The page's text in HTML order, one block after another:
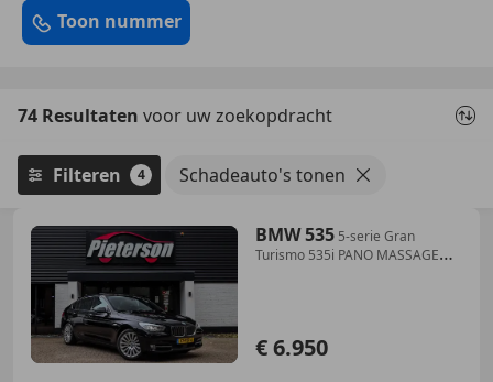
Toon nummer
74 Resultaten voor uw zoekopdracht
Filteren 4 Schadeauto's tonen
BMW 535 5-serie Gran
Turismo 535i PANO MASSAGE
€ 6.950